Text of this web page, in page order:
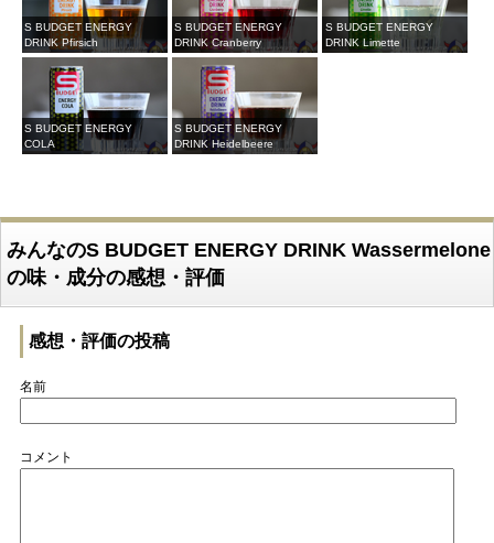
S BUDGET ENERGY
DRINK Pfirsich
S BUDGET ENERGY
DRINK Cranberry
S BUDGET ENERGY
DRINK Limette
S BUDGET ENERGY
COLA
S BUDGET ENERGY
DRINK Heidelbeere
みんなのS BUDGET ENERGY DRINK Wassermelone
の味・成分の感想・評価
感想・評価の投稿
名前
コメント